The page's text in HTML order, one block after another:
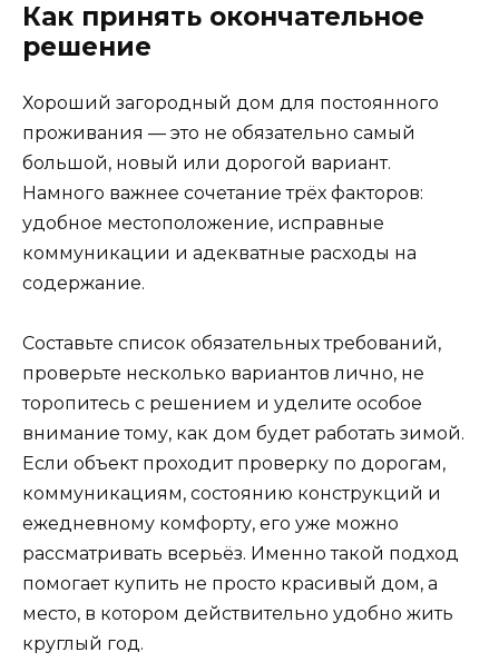
Как принять окончательное
решение
Хороший загородный дом для постоянного
проживания — это не обязательно самый
большой, новый или дорогой вариант.
Намного важнее сочетание трёх факторов:
удобное местоположение, исправные
коммуникации и адекватные расходы на
содержание.
Составьте список обязательных требований,
проверьте несколько вариантов лично, не
торопитесь с решением и уделите особое
внимание тому, как дом будет работать зимой.
Если объект проходит проверку по дорогам,
коммуникациям, состоянию конструкций и
ежедневному комфорту, его уже можно
рассматривать всерьёз. Именно такой подход
помогает купить не просто красивый дом, а
место, в котором действительно удобно жить
круглый год.